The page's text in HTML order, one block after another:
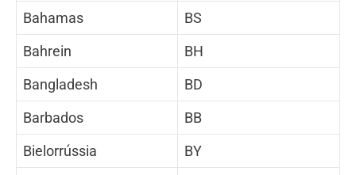
Bahamas
BS
Bahrein
BH
Bangladesh
BD
Barbados
BB
Bielorrússia
BY